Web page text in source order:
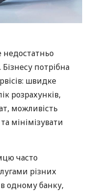
недостатньо
потрібна
швидке
розрахунків,
можливість
мінімізувати
часто
різних
одному банку,